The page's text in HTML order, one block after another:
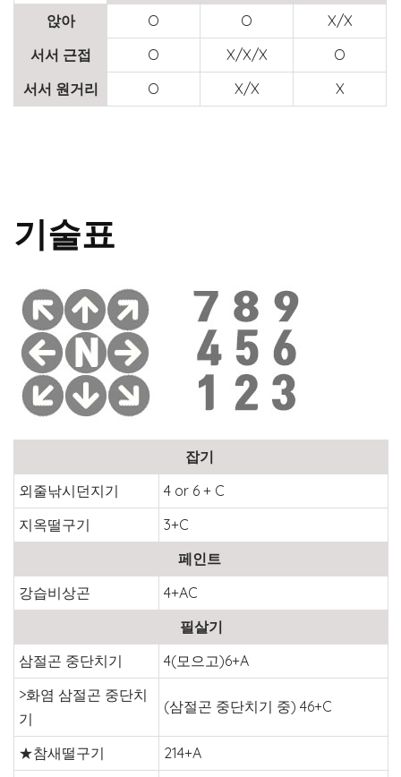
앉아
O O
X/X
서서 근접
O X/X/X
O
서서 원거리
O X/X X
기술표
잡기
외줄낚시던지기
4 or 6 + C
지옥떨구기
3+C
페인트
강습비상곤
4+AC
필살기
삼절곤 중단치기
4(모으고)6+A
>화염 삼절곤 중단치
기
(삼절곤 중단치기 중) 46+C
★참새떨구기
214+A